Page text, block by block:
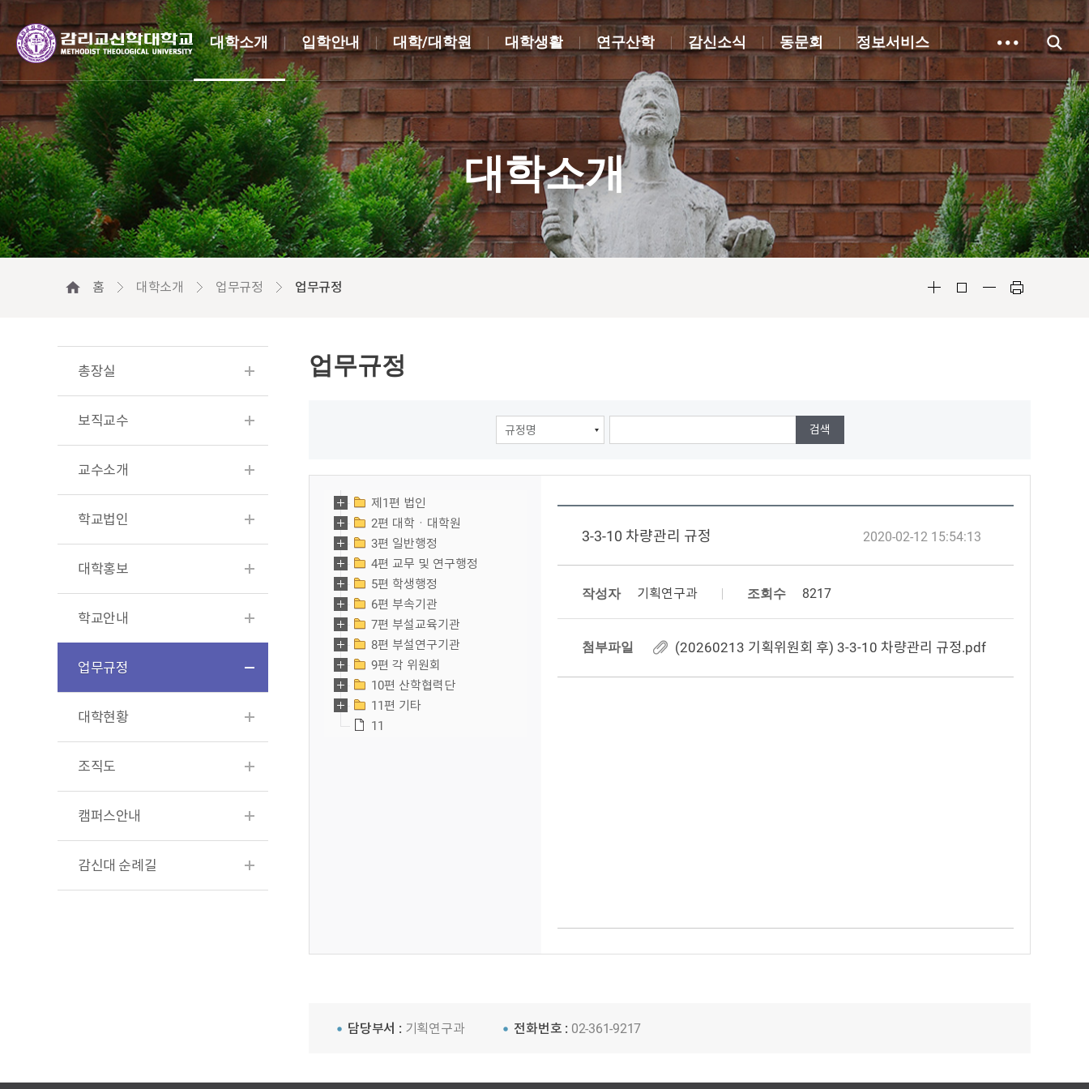
대학소개 입학안내 대학/대학원 대학생활 연구산학 감신소식 동문회 정보서비스
대학소개
홈 대학소개 업무규정 업무규정
총장실
보직교수
교수소개
학교법인
대학홍보
학교안내
업무규정
대학현황
조직도
캠퍼스안내
감신대 순례길
업무규정
제1편 법인
2편 대학ㆍ대학원
3편 일반행정
4편 교무 및 연구행정
5편 학생행정
6편 부속기관
7편 부설교육기관
8편 부설연구기관
9편 각 위원회
10편 산학협력단
11편 기타
11
3-3-10 차량관리 규정
작성자 기획연구과
2020-02-12 15:54:13
조회수 8217
첨부파일 (20260213 기획위원회 후) 3-3-10 차량관리 규정.pdf
담당부서 : 기획연구과 전화번호 : 02-361-9217